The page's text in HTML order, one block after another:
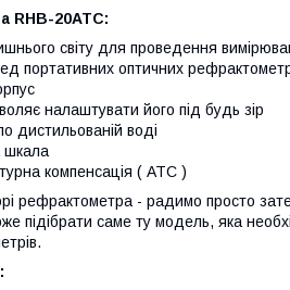
RHB-20ATC:
світу для проведення
портативних оптичних
налаштувати його під будь зір
дистильованій воді
шкала
компенсація ( АТС )
рефрактометра - радимо просто
підібрати саме ту модель, яка